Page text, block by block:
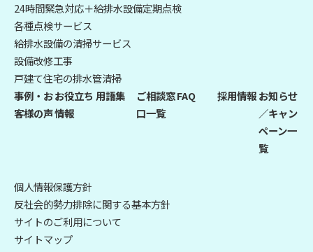
24時間緊急対応＋給排水設備定期点検
各種点検サービス
給排水設備の清掃サービス
設備改修工事
戸建て住宅の排水管清掃
事例・お
客様の声
お役立ち
情報
用語集
ご相談窓
口一覧
FAQ 採用情報お知らせ
／キャン
ペーン一
覧
個人情報保護方針
反社会的勢力排除に関する基本方針
サイトのご利用について
サイトマップ